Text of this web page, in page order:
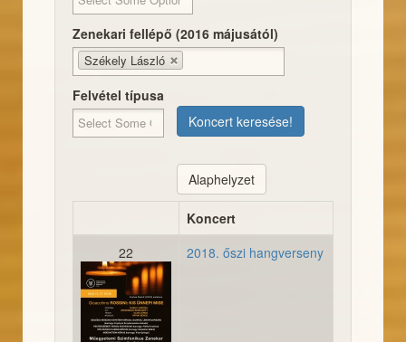
Zenekari fellépő (2016 májusától)
Székely László
Felvétel típusa
Koncert keresése!
Alaphelyzet
Koncert
22
20181127_plakat.jpg
2018. őszi hangverseny